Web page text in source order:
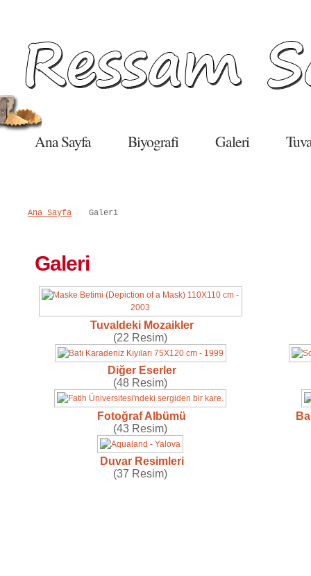
Ana Sayfa Biyografi Galeri
Ana Sayfa Galeri
Galeri
Tuvaldeki Mozaikler
(22 Resim)
Diğer Eserler
(48 Resim)
Fotoğraf Albümü
(43 Resim)
Duvar Resimleri
(37 Resim)